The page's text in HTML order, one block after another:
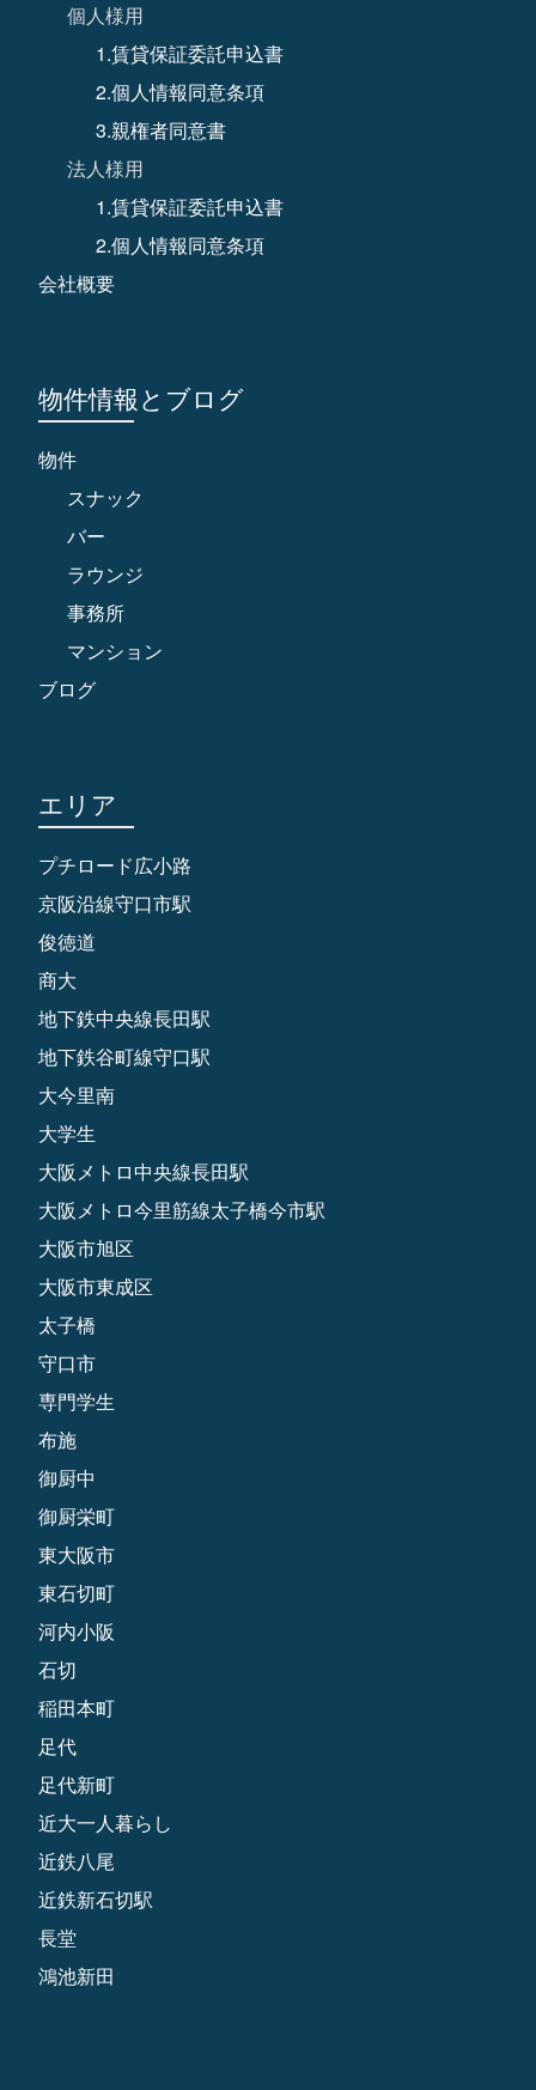
個人様用
1.賃貸保証委託申込書
2.個人情報同意条項
3.親権者同意書
法人様用
1.賃貸保証委託申込書
2.個人情報同意条項
会社概要
物件情報とブログ
物件
スナック
バー
ラウンジ
事務所
マンション
ブログ
エリア
プチロード広小路
京阪沿線守口市駅
俊徳道
商大
地下鉄中央線長田駅
地下鉄谷町線守口駅
大今里南
大学生
大阪メトロ中央線長田駅
大阪メトロ今里筋線太子橋今市駅
大阪市旭区
大阪市東成区
太子橋
守口市
専門学生
布施
御厨中
御厨栄町
東大阪市
東石切町
河内小阪
石切
稲田本町
足代
足代新町
近大一人暮らし
近鉄八尾
近鉄新石切駅
長堂
鴻池新田